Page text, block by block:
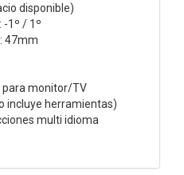
disponible)
-1º / 1º
47mm
para monitor/TV
incluye herramientas)
multi idioma